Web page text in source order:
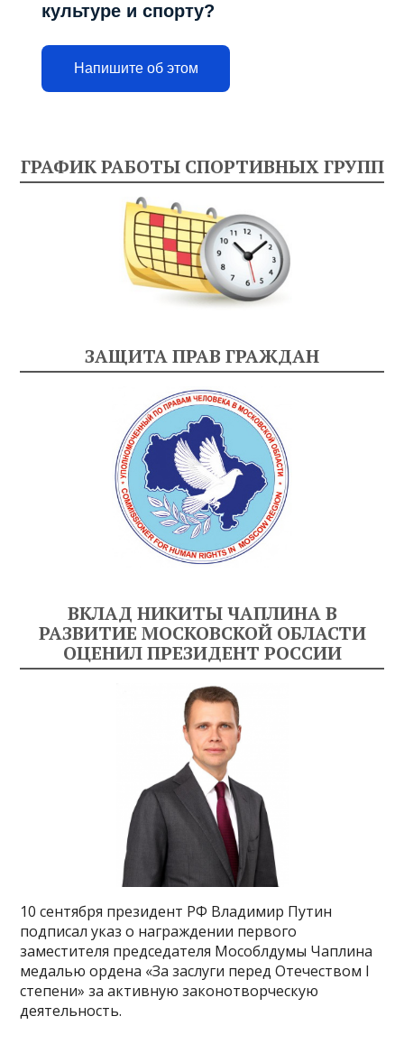
культуре и спорту?
Напишите об этом
ГРАФИК РАБОТЫ СПОРТИВНЫХ ГРУПП
ЗАЩИТА ПРАВ ГРАЖДАН
ВКЛАД НИКИТЫ ЧАПЛИНА В
РАЗВИТИЕ МОСКОВСКОЙ ОБЛАСТИ
ОЦЕНИЛ ПРЕЗИДЕНТ РОССИИ
10 сентября президент РФ Владимир Путин
подписал указ о награждении первого
заместителя председателя Мособлдумы Чаплина
медалью ордена «За заслуги перед Отечеством I
степени» за активную законотворческую
деятельность.